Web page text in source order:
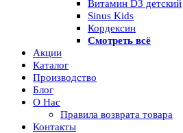
Витамин D3 детский
Sinus Kids
Кордексин
Смотреть всё
Акции
Каталог
Производство
Блог
О Нас
Правила возврата товара
Контакты